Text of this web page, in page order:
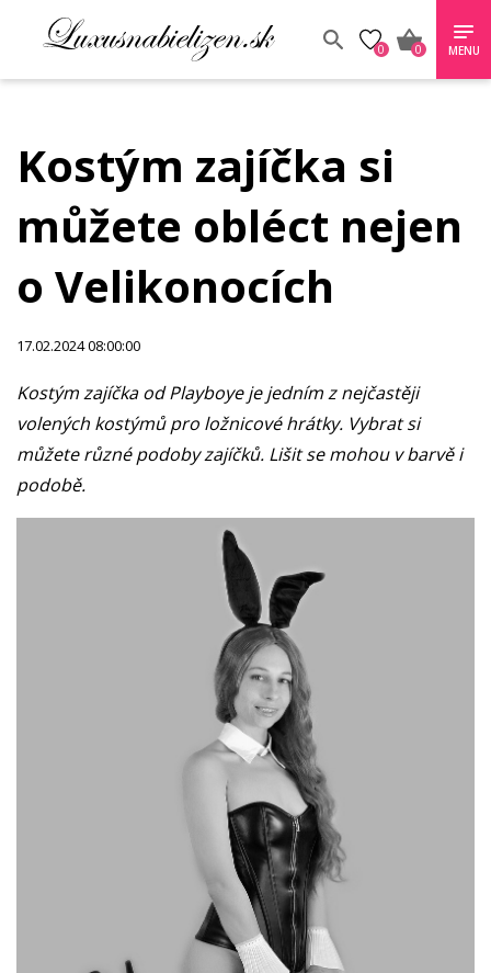
0 0 MENU
Kostým zajíčka si
můžete obléct nejen
o Velikonocích
17.02.2024 08:00:00
Kostým zajíčka od Playboye je jedním z nejčastěji
volených kostýmů pro ložnicové hrátky. Vybrat si
můžete různé podoby zajíčků. Lišit se mohou v barvě i
podobě.